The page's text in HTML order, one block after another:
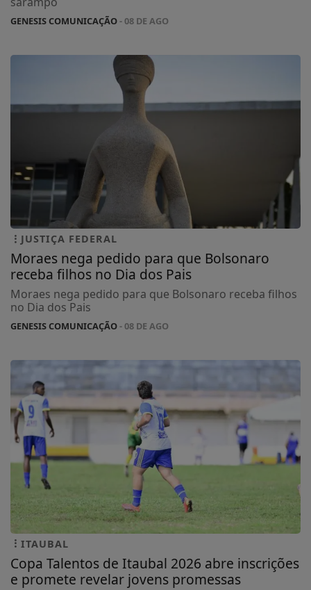
GENESIS COMUNICAÇÃO- 08 DE AGO
JUSTIÇA FEDERAL
Moraes nega pedido para que Bolsonaro
receba filhos no Dia dos Pais
Moraes nega pedido para que Bolsonaro receba filhos
no Dia dos Pais
GENESIS COMUNICAÇÃO- 08 DE AGO
ITAUBAL
Copa Talentos de Itaubal 2026 abre inscrições
e promete revelar jovens promessas